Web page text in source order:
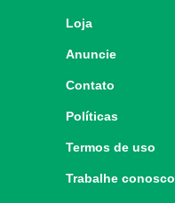
Loja
Anuncie
Contato
Políticas
Termos de uso
Trabalhe conosco